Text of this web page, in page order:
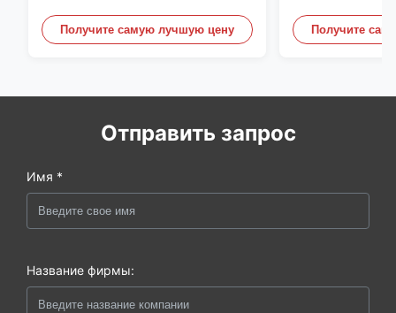
4 кВт 45 кг Упор для лодки для
серфинга Подводное
Получите самую лучшую цену
Пропеллерные
Дронного
Получите
Отправить запрос
Имя *
Название фирмы: